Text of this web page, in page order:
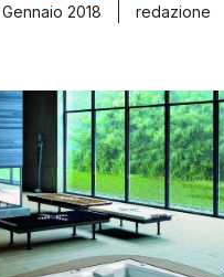
2018
redazione